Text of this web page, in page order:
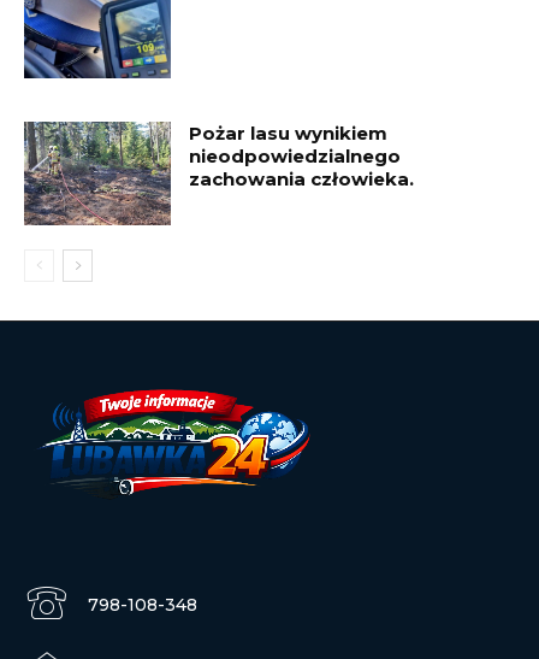
Pożar lasu wynikiem
nieodpowiedzialnego
zachowania człowieka.
798-108-348